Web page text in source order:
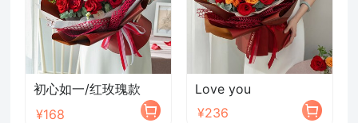
初心如一/红玫瑰款
¥168
Love you
¥236